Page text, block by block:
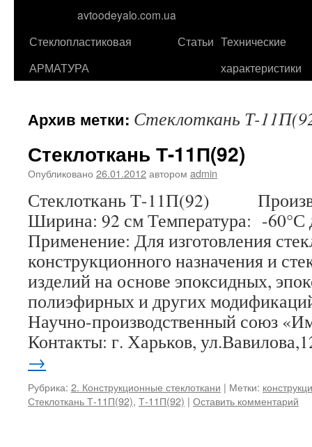
содержимому
avtoodeyalo.com.ua
Стеклопластиковая
АРМАТУРА
Статьи Технические
характеристики
Архив метки: Стеклоткань Т-
Стеклоткань Т-11П(92)
Опубликовано 26.01.2012автором admin
Стеклоткань Т-11П(92)
Ширина: 92 см Температура: -
Применение: Для изготовления
конструкционного назначения и
изделий на основе эпоксидных,
полиэфирных и других
Научно-производственный союз
Контакты: г. Харьков,
→
Рубрика: 2. Конструкционные стеклоткани | Метки:
Стеклоткань Т-11П(92), Т-11П(92) | Оставить комментарий